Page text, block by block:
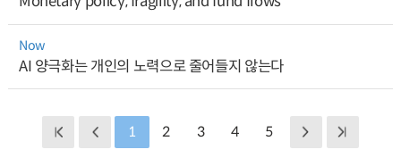
Now
AI 양극화는 개인의 노력으로 줄어들지 않는다
1 2 3 4 5